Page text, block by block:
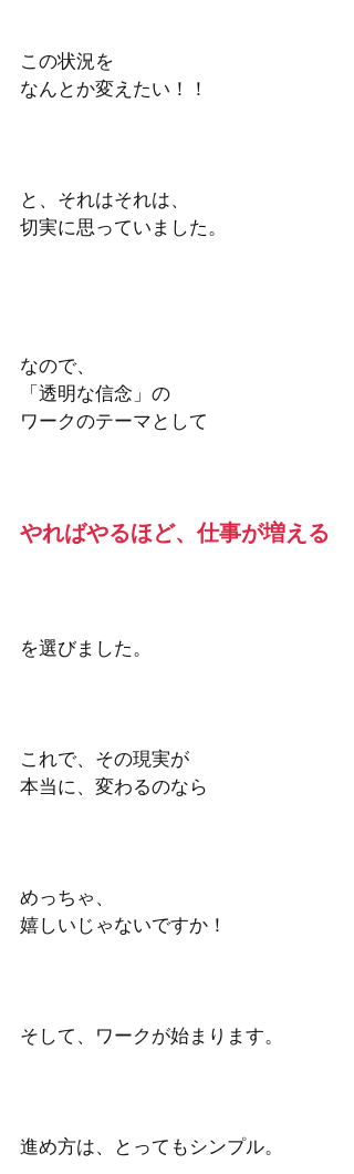
この状況を
なんとか変えたい！！
と、それはそれは、
切実に思っていました。
なので、
「透明な信念」の
ワークのテーマとして
やればやるほど、仕事が増える
を選びました。
これで、その現実が
本当に、変わるのなら
めっちゃ、
嬉しいじゃないですか！
そして、ワークが始まります。
進め方は、とってもシンプル。